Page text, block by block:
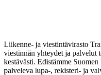
Liikenne- ja viestintävirasto
viestinnän yhteydet ja palvelut
kestävästi. Edistämme
palveleva lupa-, rekisteri- ja